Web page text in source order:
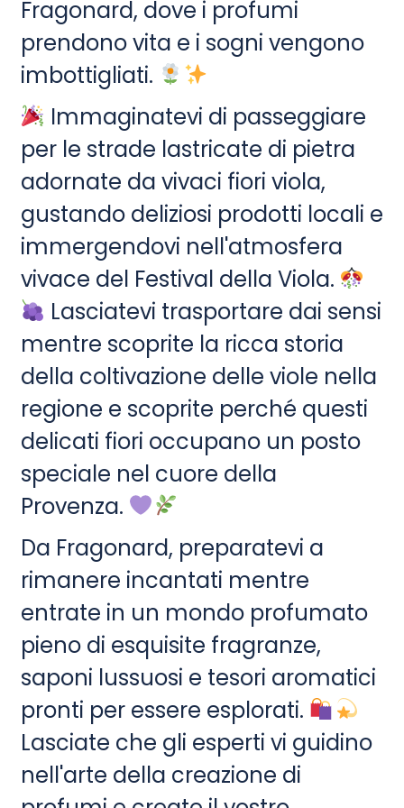
Fragonard, dove i profumi
prendono vita e i sogni vengono
imbottigliati.
Immaginatevi di passeggiare
per le strade lastricate di pietra
adornate da vivaci fiori viola,
gustando deliziosi prodotti locali e
immergendovi nell'atmosfera
vivace del Festival della Viola.
Lasciatevi trasportare dai sensi
mentre scoprite la ricca storia
della coltivazione delle viole nella
regione e scoprite perché questi
delicati fiori occupano un posto
speciale nel cuore della
Provenza.
Da Fragonard, preparatevi a
rimanere incantati mentre
entrate in un mondo profumato
pieno di esquisite fragranze,
saponi lussuosi e tesori aromatici
pronti per essere esplorati.
Lasciate che gli esperti vi guidino
nell'arte della creazione di